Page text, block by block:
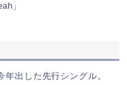
」
出した先行シングル。